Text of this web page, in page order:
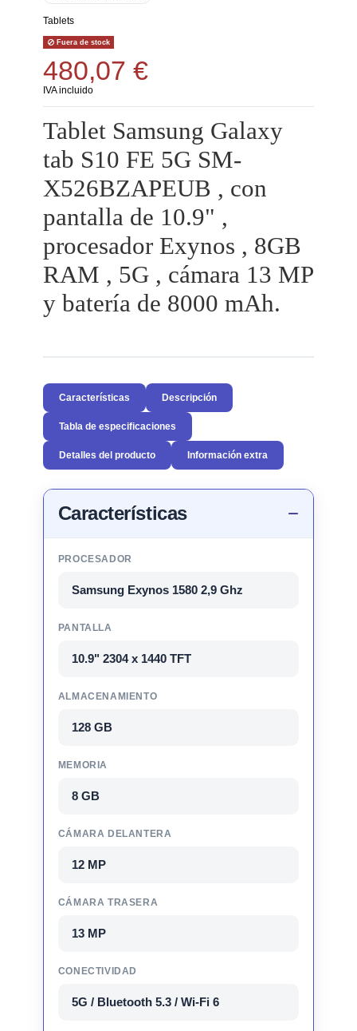
Tablets
Fuera de stock
480,07 €
IVA incluido
Tablet Samsung Galaxy
tab S10 FE 5G SM-
X526BZAPEUB , con
pantalla de 10.9" ,
procesador Exynos , 8GB
RAM , 5G , cámara 13 MP
y batería de 8000 mAh.
Características Descripción
Tabla de especificaciones
Detalles del producto Información extra
Características
PROCESADOR
Samsung Exynos 1580 2,9 Ghz
PANTALLA
10.9" 2304 x 1440 TFT
ALMACENAMIENTO
128 GB
MEMORIA
8 GB
CÁMARA DELANTERA
12 MP
CÁMARA TRASERA
13 MP
CONECTIVIDAD
5G / Bluetooth 5.3 / Wi-Fi 6